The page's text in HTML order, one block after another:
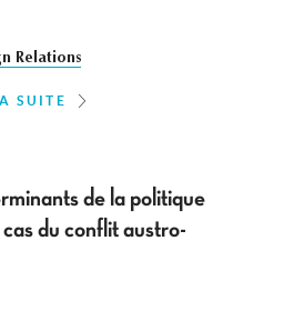
Relations
SUITE
de la politique
du conflit austro-